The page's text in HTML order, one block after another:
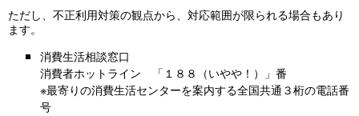
ただし、不正利用対策の観点から、対応範囲が限られる場合もあり
ます。
消費生活相談窓口
消費者ホットライン 「１８８（いやや！）」番
※最寄りの消費生活センターを案内する全国共通３桁の電話番
号